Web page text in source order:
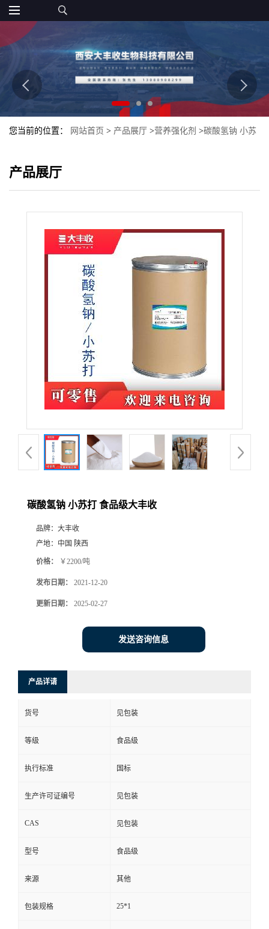
您当前的位置： 网站首页 > 产品展厅 >营养强化剂 >碳酸氢钠 小苏
产品展厅
碳酸氢钠 小苏打 食品级大丰收
品牌： 大丰收
产地： 中国 陕西
价格： ￥2200/吨
发布日期： 2021-12-20
更新日期： 2025-02-27
发送咨询信息
产品详请
货号 见包装
等级 食品级
执行标准 国标
生产许可证编号 见包装
CAS 见包装
型号 食品级
来源 其他
包装规格 25*1